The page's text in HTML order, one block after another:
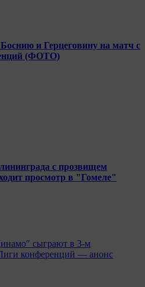
и Герцеговину на матч с
(ФОТО)
с прозвищем
просмотр в "Гомеле"
сыграют в 3-м
конференций — анонс